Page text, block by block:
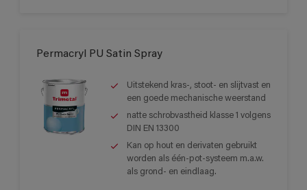
Permacryl PU Satin Spray
Uitstekend kras-, stoot- en slijtvast en
een goede mechanische weerstand
natte schrobvastheid klasse 1 volgens
DIN EN 13300
Kan op hout en derivaten gebruikt
worden als één-pot-systeem m.a.w.
als grond- en eindlaag.